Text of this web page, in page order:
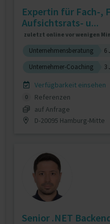
Expertin für Fach-,
Aufsichtsrats- u...
zuletzt online vor wenigen
Unternehmensberatung
6
Unternehmer-Coaching
3
Verfügbarkeit einsehen
0
Referenzen
auf Anfrage
D-20095 Hamburg-Mitte
Senior .NET